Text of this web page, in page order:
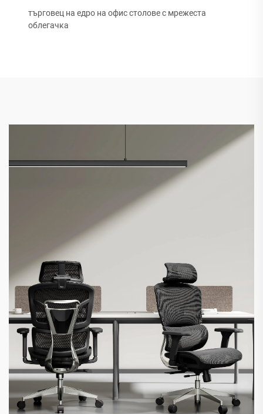
търговец на едро на офис столове с мрежеста
облегачка